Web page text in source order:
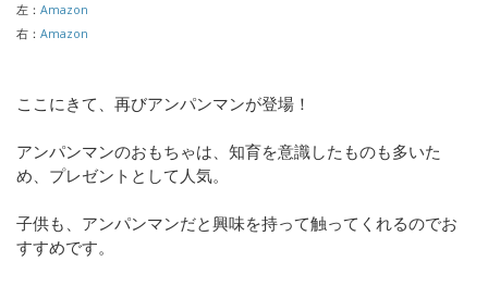
左： Amazon
右： Amazon
ここにきて、再びアンパンマンが登場！
アンパンマンのおもちゃは、知育を意識したものも多いた
め、プレゼントとして人気。
子供も、アンパンマンだと興味を持って触ってくれるのでお
すすめです。